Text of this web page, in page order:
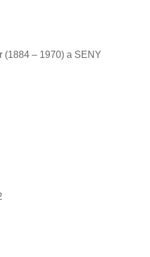
(1884 – 1970) a SENY